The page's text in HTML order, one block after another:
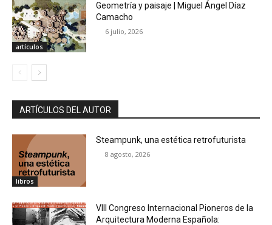
artículos
Geometría y paisaje | Miguel Ángel Díaz
Camacho
6 julio, 2026
ARTÍCULOS DEL AUTOR
libros
Steampunk, una estética retrofuturista
8 agosto, 2026
VIII Congreso Internacional Pioneros de la
Arquitectura Moderna Española: